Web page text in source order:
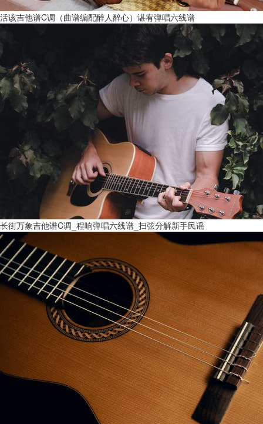
活该吉他谱C调（曲谱编配醉人醉心）谌宥弹唱六线谱
长街万象吉他谱C调_程响弹唱六线谱_扫弦分解新手民谣